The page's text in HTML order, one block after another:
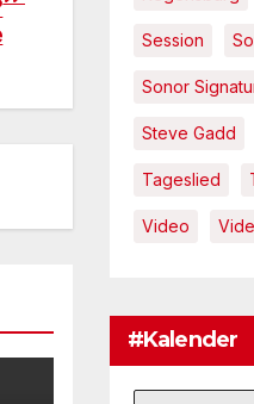
Session
Sonor
Steve Gadd
Tageslied
Video
#Kalender